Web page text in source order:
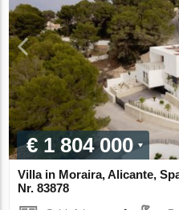
€ 1 804 000
Villa in Moraira, Alicante,
Nr. 83878